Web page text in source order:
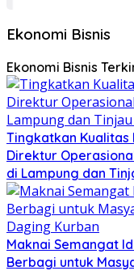
Ekonomi Bisnis
Ekonomi Bisnis
Tingkatkan Kualitas
Direktur
di Lampung dan
Maknai Semangat
Berbagi untuk